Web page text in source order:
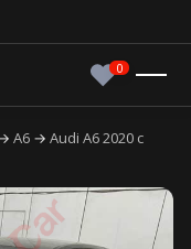
A6
Audi A6 2020 с